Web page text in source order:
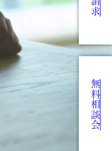
無料相談会